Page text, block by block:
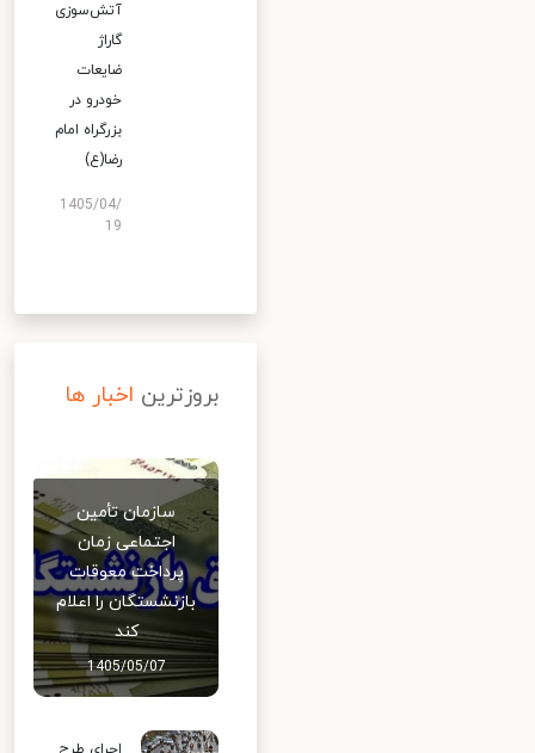
آتش‌سوزی
گاراژ
ضایعات
خودرو در
بزرگراه امام
رضا(ع)
1405/04/
19
بروزترین اخبار ها
سازمان تأمین
اجتماعی زمان
پرداخت معوقات
بازنشستگان را اعلام
کند
1405/05/07